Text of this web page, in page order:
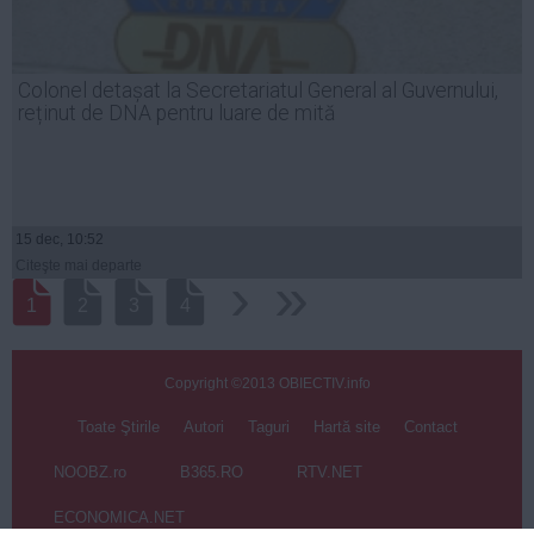
Colonel detașat la Secretariatul General al Guvernului,
reținut de DNA pentru luare de mită
15 dec, 10:52
1
Copyright ©2013 OBIECTIV.info
Toate Ştirile Autori Taguri Hartă site Contact
NOOBZ.ro B365.RO RTV.NET
ECONOMICA.NET